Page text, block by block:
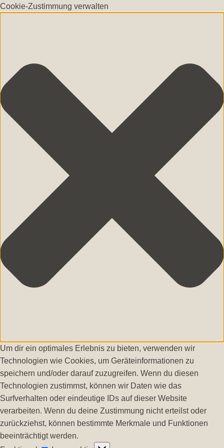
Cookie-Zustimmung verwalten
Um dir ein optimales Erlebnis zu bieten, verwenden wir
Technologien wie Cookies, um Geräteinformationen zu
speichern und/oder darauf zuzugreifen. Wenn du diesen
Technologien zustimmst, können wir Daten wie das
Surfverhalten oder eindeutige IDs auf dieser Website
verarbeiten. Wenn du deine Zustimmung nicht erteilst oder
zurückziehst, können bestimmte Merkmale und Funktionen
beeinträchtigt werden.